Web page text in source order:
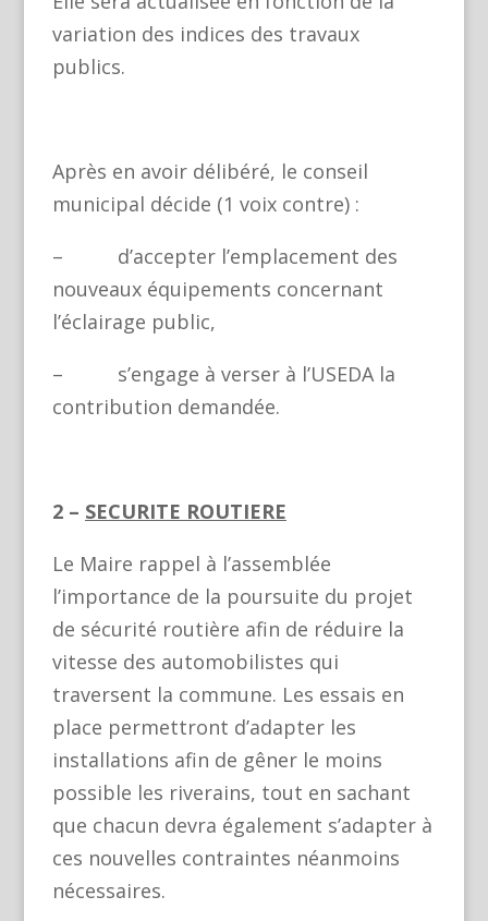
variation des indices des travaux
publics.
Après en avoir délibéré, le conseil
municipal décide (1 voix contre) :
– d’accepter l’emplacement des
nouveaux équipements concernant
l’éclairage public,
– s’engage à verser à l’USEDA la
contribution demandée.
2 – SECURITE ROUTIERE
Le Maire rappel à l’assemblée
l’importance de la poursuite du projet
de sécurité routière afin de réduire la
vitesse des automobilistes qui
traversent la commune. Les essais en
place permettront d’adapter les
installations afin de gêner le moins
possible les riverains, tout en sachant
que chacun devra également s’adapter à
ces nouvelles contraintes néanmoins
nécessaires.